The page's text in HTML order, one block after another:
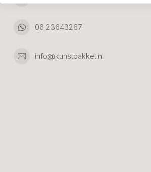
06 23643267
info@kunstpakket.nl